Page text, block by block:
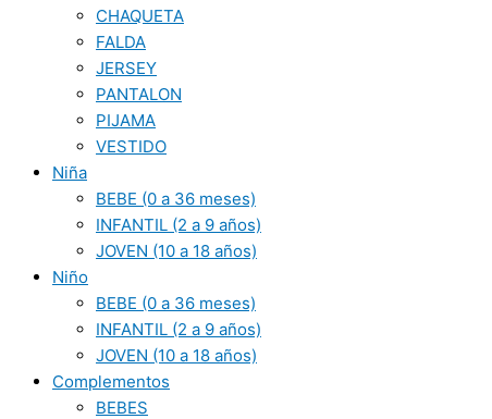
CHAQUETA
FALDA
JERSEY
PANTALON
PIJAMA
VESTIDO
Niña
BEBE (0 a 36 meses)
INFANTIL (2 a 9 años)
JOVEN (10 a 18 años)
Niño
BEBE (0 a 36 meses)
INFANTIL (2 a 9 años)
JOVEN (10 a 18 años)
Complementos
BEBES